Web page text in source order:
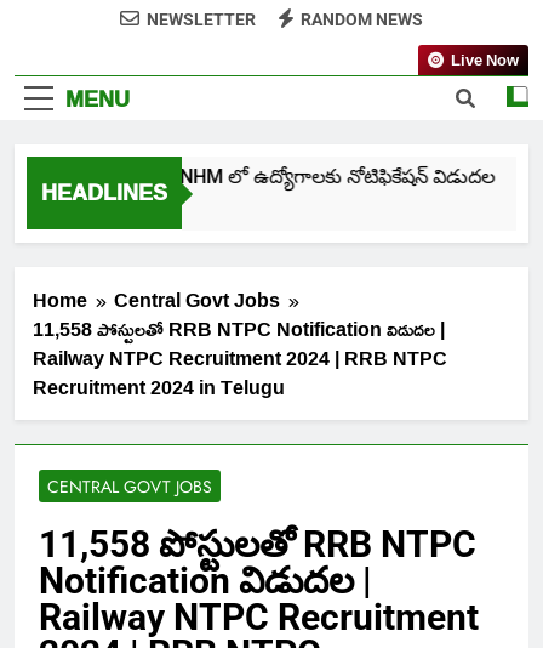
NEWSLETTER RANDOM NEWS
MENU
Live Now
HEADLINES
తెలంగాణ NHM లో ఉద్యోగాలకు నోటిఫికేషన్ విడుదల
Home
Central Govt Jobs
11,558 పోస్టులతో RRB NTPC Notification విడుదల |
Railway NTPC Recruitment 2024 | RRB NTPC
Recruitment 2024 in Telugu
CENTRAL GOVT JOBS
11,558 పోస్టులతో RRB NTPC
Notification విడుదల |
Railway NTPC Recruitment